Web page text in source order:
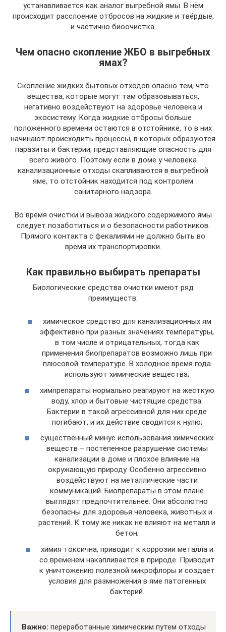
устанавливается как аналог выгребной ямы. В нём
происходит расслоение отбросов на жидкие и твёрдые,
и частично биоочистка.
Чем опасно скопление ЖБО в выгребных
ямах?
Скопление жидких бытовых отходов опасно тем, что
вещества, которые могут там образовываться,
негативно воздействуют на здоровье человека и
экосистему. Когда жидкие отбросы больше
положенного времени остаются в отстойнике, то в них
начинают происходить процессы, в которых образуются
паразиты и бактерии, представляющие опасность для
всего живого. Поэтому если в доме у человека
канализационные отходы скапливаются в выгребной
яме, то отстойник находится под контролем
санитарного надзора.
Во время очистки и вывоза жидкого содержимого ямы
следует позаботиться и о безопасности работников.
Прямого контакта с фекалиями не должно быть во
время их транспортировки.
Как правильно выбирать препараты
Биологические средства очистки имеют ряд
преимуществ:
химическое средство для канализационных ям
эффективно при разных значениях температуры,
в том числе и отрицательных, тогда как
применения биопрепаратов возможно лишь при
плюсовой температуре. В холодное время года
используют химические вещества;
химпрепараты нормально реагируют на жесткую
воду, хлор и бытовые чистящие средства.
Бактерии в такой агрессивной для них среде
погибают, и их действие сводится к нулю;
существенный минус использования химических
веществ – постепенное разрушение системы
канализации в доме и плохое влияние на
окружающую природу. Особенно агрессивно
воздействуют на металлические части
коммуникаций. Биопрепараты в этом плане
выглядят предпочтительнее. Они абсолютно
безопасны для здоровья человека, животных и
растений. К тому же никак не влияют на металл и
бетон;
химия токсична, приводит к коррозии металла и
со временем накапливается в природе. Приводит
к уничтожению полезной микрофлоры и создает
условия для размножения в яме патогенных
бактерий.
Важно: переработанные химическим путем отходы